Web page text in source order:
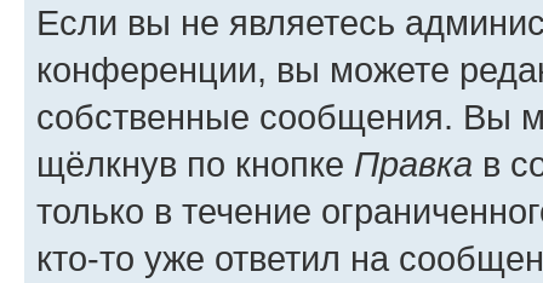
Если вы не являетесь
конференции, вы можете
собственные сообщения. Вы
щёлкнув по кнопке Правка в
только в течение
кто-то уже ответил на